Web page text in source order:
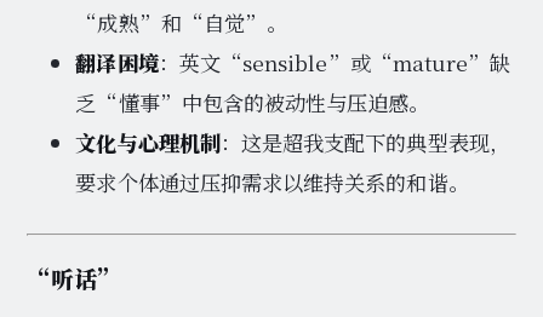
“成熟”和“自觉”。
翻译困境：英文“sensible”或“mature”缺
乏“懂事”中包含的被动性与压迫感。
文化与心理机制：这是超我支配下的典型表现，
要求个体通过压抑需求以维持关系的和谐。
“听话”